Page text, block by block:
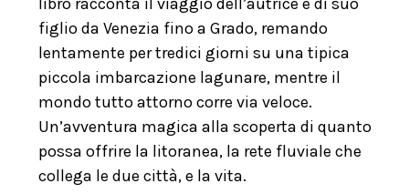
figlio da Venezia fino a Grado, remando
lentamente per tredici giorni su una tipica
piccola imbarcazione lagunare, mentre il
mondo tutto attorno corre via veloce.
Un’avventura magica alla scoperta di quanto
possa offrire la litoranea, la rete fluviale che
collega le due città, e la vita.